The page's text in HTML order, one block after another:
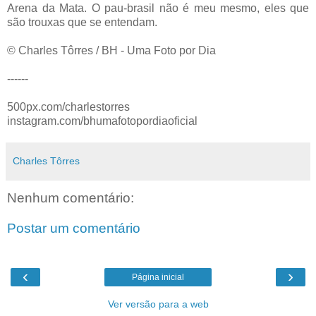
Arena da Mata. O pau-brasil não é meu mesmo, eles que
são trouxas que se entendam.
© Charles Tôrres / BH - Uma Foto por Dia
------
500px.com/charlestorres
instagram.com/bhumafotopordiaoficial
Charles Tôrres
Nenhum comentário:
Postar um comentário
‹ ›
Página inicial
Ver versão para a web